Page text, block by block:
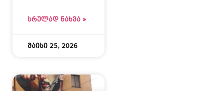
ᲡᲠᲣᲚᲐᲓ ᲜᲐᲮᲕᲐ »
მაისი 25, 2026